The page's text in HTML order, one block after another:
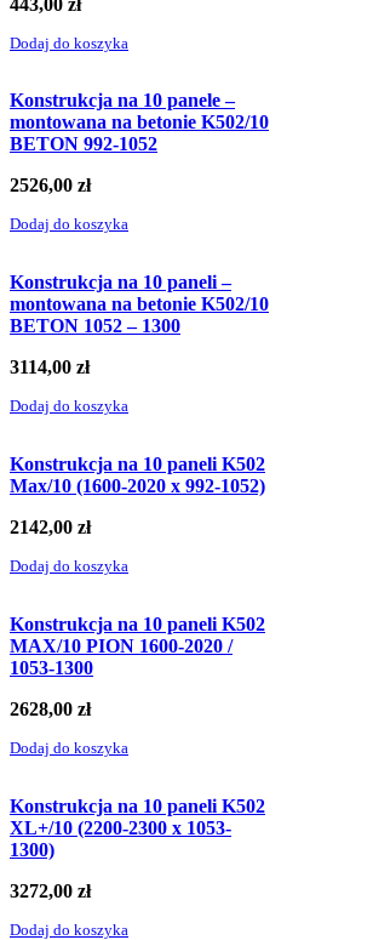
Dodaj do koszyka
Konstrukcja na 10 panele –
montowana na betonie K502/10
BETON 992-1052
2526,00 zł
Dodaj do koszyka
Konstrukcja na 10 paneli –
montowana na betonie K502/10
BETON 1052 – 1300
3114,00 zł
Dodaj do koszyka
Konstrukcja na 10 paneli K502
Max/10 (1600-2020 x 992-1052)
2142,00 zł
Dodaj do koszyka
Konstrukcja na 10 paneli K502
MAX/10 PION 1600-2020 /
1053-1300
2628,00 zł
Dodaj do koszyka
Konstrukcja na 10 paneli K502
XL+/10 (2200-2300 x 1053-
1300)
3272,00 zł
Dodaj do koszyka